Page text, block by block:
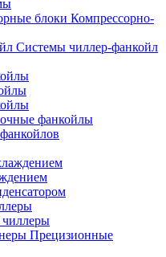
Компрессорно-
Системы чиллер-фанкойл
фанкойлы
Прецизионные